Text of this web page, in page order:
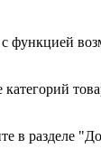
функцией
в разделе